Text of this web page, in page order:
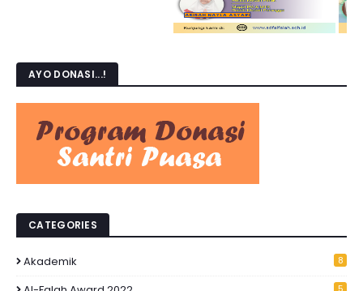
AYO DONASI...!
CATEGORIES
Akademik 8